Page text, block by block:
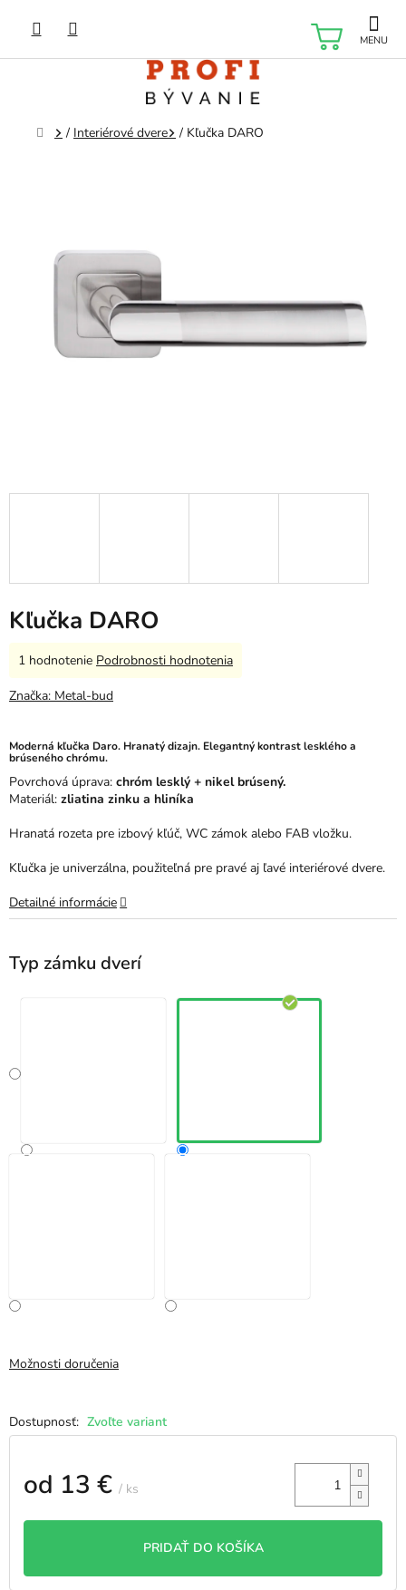
obsah
Domov
/ Interiérové dvere / Kľučka DARO
Kľučka DARO
Zvoľte variant
Typ zámku dverí
Možnosti doručenia
od 13 € / ks
PRIDAŤ DO KOŠÍKA
Moderná kľučka Daro. Hranatý dizajn. Elegantný kontrast lesklého a
brúseného chrómu.
Povrchová úprava: chróm lesklý + nikel brúsený.
Materiál: zliatina zinku a hliníka
Hranatá rozeta pre izbový kľúč, WC zámok alebo FAB vložku.
Kľučka je univerzálna, použiteľná pre pravé aj ľavé interiérové dvere.
Detailné informácie
Priemerné
produktu
z
5
hviezdičiek.
1 hodnotenie Podrobnosti hodnotenia
Značka: Metal-bud